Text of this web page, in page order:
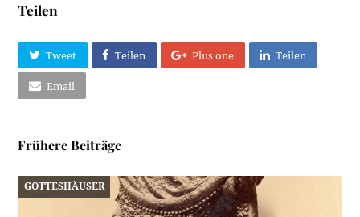
Teilen
Tweet Teilen Plus one Teilen
Email
Frühere Beiträge
GOTTESHÄUSER